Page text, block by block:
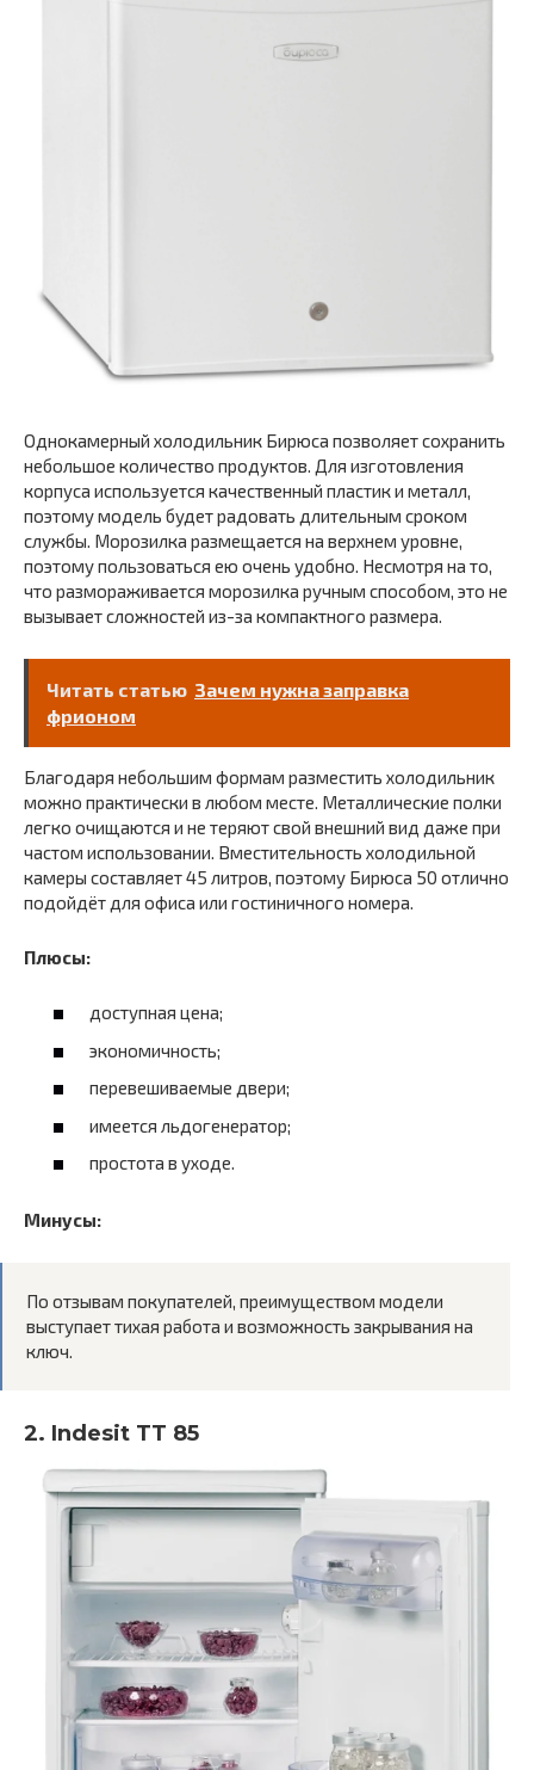
Однокамерный холодильник Бирюса позволяет сохранить
небольшое количество продуктов. Для изготовления
корпуса используется качественный пластик и металл,
поэтому модель будет радовать длительным сроком
службы. Морозилка размещается на верхнем уровне,
поэтому пользоваться ею очень удобно. Несмотря на то,
что размораживается морозилка ручным способом, это не
вызывает сложностей из-за компактного размера.
Читать статью Зачем нужна заправка
фрионом
Благодаря небольшим формам разместить холодильник
можно практически в любом месте. Металлические полки
легко очищаются и не теряют свой внешний вид даже при
частом использовании. Вместительность холодильной
камеры составляет 45 литров, поэтому Бирюса 50 отлично
подойдёт для офиса или гостиничного номера.
Плюсы:
доступная цена;
экономичность;
перевешиваемые двери;
имеется льдогенератор;
простота в уходе.
Минусы:
По отзывам покупателей, преимуществом модели
выступает тихая работа и возможность закрывания на
ключ.
2. Indesit TT 85